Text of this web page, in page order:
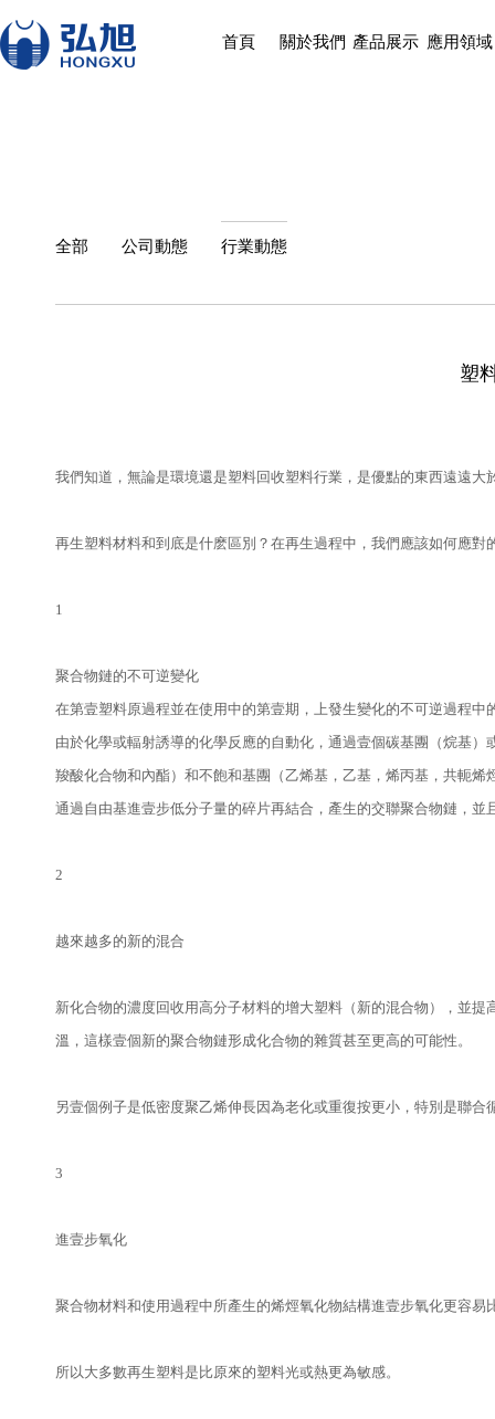
首頁 關於我們 產品展示 應用領域
全部 公司動態 行業動態
塑
我們知道，無論是環境還是塑料回收塑料行業，是優點的東西遠遠
再生塑料材料和到底是什麽區別？在再生過程中，我們應該如何應對
1
聚合物鏈的不可逆變化
在第壹塑料原過程並在使用中的第壹期，上發生變化的不可逆過程中
由於化學或輻射誘導的化學反應的自動化，通過壹個碳基團（烷基
羧酸化合物和內酯）和不飽和基團（乙烯基，乙基，烯丙基，共軛烯
通過自由基進壹步低分子量的碎片再結合，產生的交聯聚合物鏈，
2
越來越多的新的混合
新化合物的濃度回收用高分子材料的增大塑料（新的混合物），並
溫，這樣壹個新的聚合物鏈形成化合物的雜質甚至更高的可能性。
另壹個例子是低密度聚乙烯伸長因為老化或重復按更小，特別是聯合
3
進壹步氧化
聚合物材料和使用過程中所產生的烯烴氧化物結構進壹步氧化更容
所以大多數再生塑料是比原來的塑料光或熱更為敏感。